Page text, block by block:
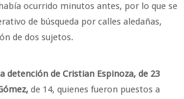
ocurrido minutos antes, por lo que se
de búsqueda por calles aledañas,
de dos sujetos.
detención de Cristian Espinoza, de 23
de 14, quienes fueron puestos a